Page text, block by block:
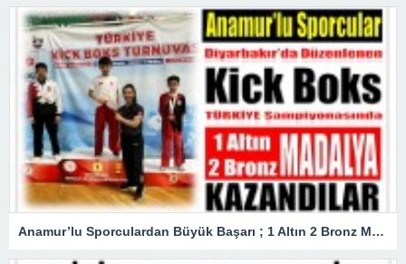
Anamur’lu Sporculardan Büyük Başarı ; 1 Altın 2 Bronz Madalya Kazandılar